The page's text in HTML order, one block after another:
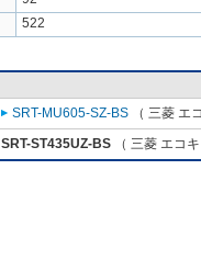
522
SRT-MU605-SZ-BS （ 三菱 エ
SRT-ST435UZ-BS （ 三菱 エコ